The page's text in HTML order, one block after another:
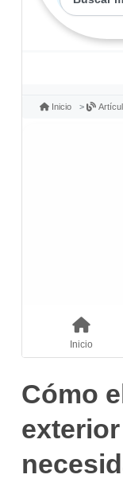
Cómo